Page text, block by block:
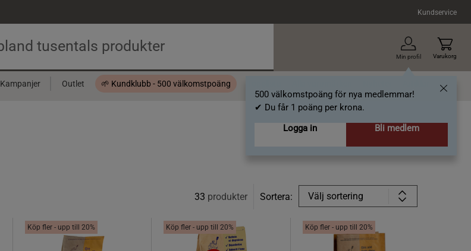
Kundservice
Min profil
500 välkomstpoäng för nya medlemmar!
✔ Du får 1 poäng per krona.
Logga in
Bli medlem
Varukorg
Kampanjer Outlet 🌱 Kundklubb - 500 välkomstpoäng
33 produkter Sortera: Välj sortering
Köp fler - upp till 20% Köp fler - upp till 20% Köp fler - upp till 20%